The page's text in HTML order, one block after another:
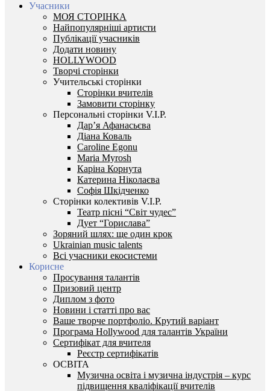
Учасники
МОЯ СТОРІНКА
Найпопулярніші артисти
Публікації учасників
Додати новину
HOLLYWOOD
Творчі сторінки
Учительські сторінки
Сторінки вчителів
Замовити сторінку
Персональні сторінки V.I.P.
Дар’я Афанасьєва
Діана Коваль
Caroline Egonu
Maria Myrosh
Каріна Корнута
Катерина Ніколаєва
Софія Шкідченко
Сторінки колективів V.I.P.
Театр пісні “Світ чудес”
Дует “Горислава”
Зоряний шлях: ще один крок
Ukrainian music talents
Всі учасники екосистеми
Корисне
Просування талантів
Призовий центр
Диплом з фото
Новини і статті про вас
Ваше творче портфоліо. Крутий варіант
Програма Hollywood для талантів України
Сертифікат для вчителя
Реєстр сертифікатів
ОСВІТА
Музична освіта і музична індустрія – курс
підвищення кваліфікації вчителів